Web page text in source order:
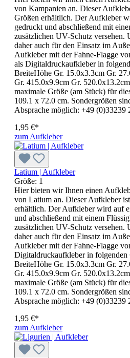
von Kampanien an. Dieser
Größen erhältlich. Der Aufkleber
gedruckt und abschließend mit
zusätzlichen UV-Schutz versehen.
daher auch für den Einsatz im
Aufkleber mit der Fahne-Flagge
als Digitaldruckaufkleber in
BreiteHöhe Gr. 15.0x3.3cm Gr.
Gr. 415.0x9.9cm Gr.
maximale Größe (am Stück) für
109.1 x 72.0 cm. Sondergrößen
Absprache möglich: +49 (0)33239
1,95 €*
zum Aufkleber
Latium | Aufkleber
Größe: 1
Hier bieten wir Ihnen einen
von Latium an. Dieser Aufkleber
erhältlich. Der Aufkleber wird auf
und abschließend mit einem
zusätzlichen UV-Schutz versehen.
daher auch für den Einsatz im
Aufkleber mit der Fahne-Flagge
Digitaldruckaufkleber in folgenden
BreiteHöhe Gr. 15.0x3.3cm Gr.
Gr. 415.0x9.9cm Gr.
maximale Größe (am Stück) für
109.1 x 72.0 cm. Sondergrößen
Absprache möglich: +49 (0)33239
1,95 €*
zum Aufkleber